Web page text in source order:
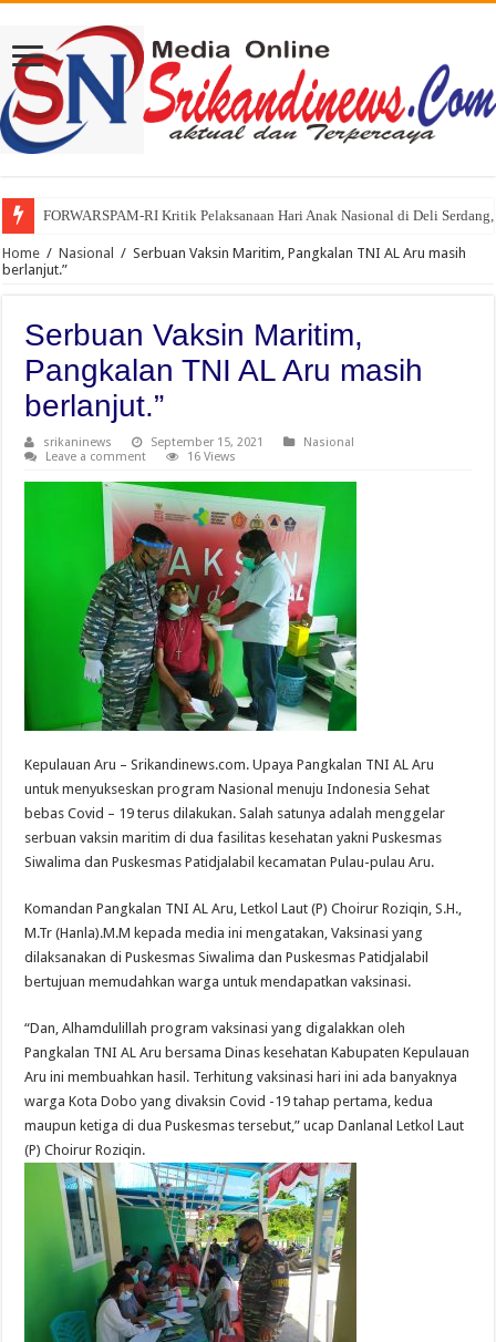
FORWARSPAM-RI Kritik Pelaksanaan Hari Anak Nasional di Deli
Kelalaian Panitia : Menginjak Injak Kewibawaan Bupati Deli Serdang.
Home / Nasional / Serbuan Vaksin Maritim, Pangkalan TNI AL Aru masih
berlanjut.”
Serbuan Vaksin Maritim,
Pangkalan TNI AL Aru masih
berlanjut.”
srikaninews September 15, 2021
Nasional
Leave a comment
16 Views
Kepulauan Aru – Srikandinews.com. Upaya Pangkalan TNI AL Aru
untuk menyukseskan program Nasional menuju Indonesia Sehat
bebas Covid – 19 terus dilakukan. Salah satunya adalah menggelar
serbuan vaksin maritim di dua fasilitas kesehatan yakni Puskesmas
Siwalima dan Puskesmas Patidjalabil kecamatan Pulau-pulau Aru.
Komandan Pangkalan TNI AL Aru, Letkol Laut (P) Choirur Roziqin, S.H.,
M.Tr (Hanla).M.M kepada media ini mengatakan, Vaksinasi yang
dilaksanakan di Puskesmas Siwalima dan Puskesmas Patidjalabil
bertujuan memudahkan warga untuk mendapatkan vaksinasi.
“Dan, Alhamdulillah program vaksinasi yang digalakkan oleh
Pangkalan TNI AL Aru bersama Dinas kesehatan Kabupaten Kepulauan
Aru ini membuahkan hasil. Terhitung vaksinasi hari ini ada banyaknya
warga Kota Dobo yang divaksin Covid -19 tahap pertama, kedua
maupun ketiga di dua Puskesmas tersebut,” ucap Danlanal Letkol Laut
(P) Choirur Roziqin.